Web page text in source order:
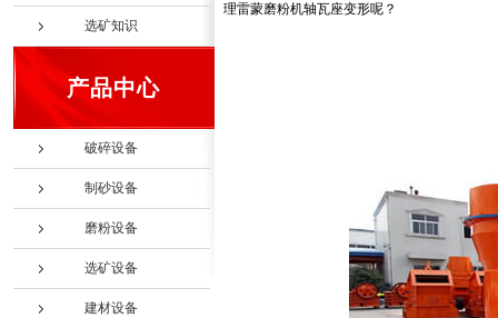
选矿知识
产品中心
破碎设备
制砂设备
磨粉设备
选矿设备
建材设备
理雷蒙磨粉机轴瓦座变形呢？